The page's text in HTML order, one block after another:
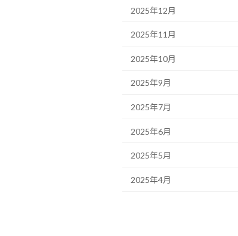
2025年12月
2025年11月
2025年10月
2025年9月
2025年7月
2025年6月
2025年5月
2025年4月